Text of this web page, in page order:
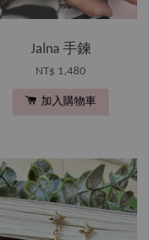
Jalna 手鍊
NT$ 1,480
加入購物車